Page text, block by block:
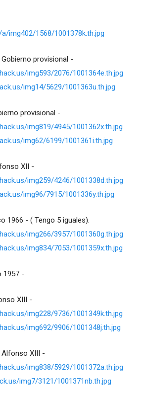
img402/1568/1001378k.th.jpg
provisional -
img593/2076/1001364e.th.jpg
img14/5629/1001363u.th.jpg
provisional -
img819/4945/1001362x.th.jpg
img62/6199/1001361i.th.jpg
XII -
img259/4246/1001338d.th.jpg
img96/7915/1001336y.th.jpg
1966 - ( Tengo 5 iguales).
img266/3957/1001360g.th.jpg
img834/7053/1001359x.th.jpg
1957 -
XIII -
img228/9736/1001349k.th.jpg
img692/9906/1001348j.th.jpg
XIII -
img838/5929/1001372a.th.jpg
img7/3121/1001371nb.th.jpg